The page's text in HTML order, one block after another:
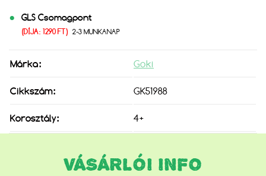
GLS Csomagpont
(DÍJA: 1290 FT) 2-3 MUNKANAP
Márka: Goki
Cikkszám: GK51988
Korosztály: 4+
VÁSÁRLÓI INFO